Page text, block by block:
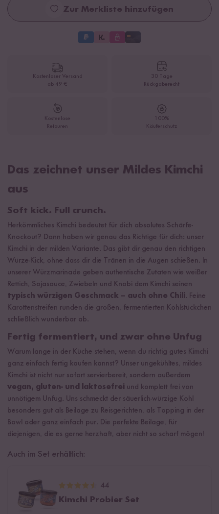
Zur Merkliste hinzufügen
Kostenloser Versand
ab 49 €
30 Tage
Rückgaberecht
Kostenlose
Retouren
100%
Käuferschutz
Das zeichnet unser Mildes Kimchi
aus
Soft kick. Full crunch.
Herkömmliches Kimchi bedeutet für dich absolutes Schärfe-
Knockout? Dann haben wir genau das Richtige für dich: unser
Kimchi in der milden Variante. Das gibt dir genau den richtigen
Würze-Kick, ohne dass dir die Tränen in die Augen schießen. In
unserer Würzmarinade geben authentische Zutaten wie weißer
Rettich, Sojasauce, Zwiebeln und Knobi dem Kimchi seinen
typisch würzigen Geschmack – auch ohne Chili. Feine
Karottenstreifen runden die großen, fermentierten Kohlstückchen
schließlich wunderbar ab.
Fertig fermentiert, und zwar ohne Unfug
Warum lange in der Küche stehen, wenn du richtig gutes Kimchi
ganz einfach fertig kaufen kannst? Unser ungekühltes, mildes
Kimchi ist nicht nur sofort servierbereit, sondern außerdem
vegan, gluten- und laktosefrei und komplett frei von
unnötigem Unfug. Uns schmeckt der säuerlich-würzige Kohl
besonders gut als Beilage zu Reisgerichten, als Topping in der
Bowl oder ganz einfach pur. Die perfekte Beilage, für
diejenigen, die es gerne herzhaft, aber nicht so scharf mögen!
Auch im Set erhältlich:
44
Kimchi Probier Set